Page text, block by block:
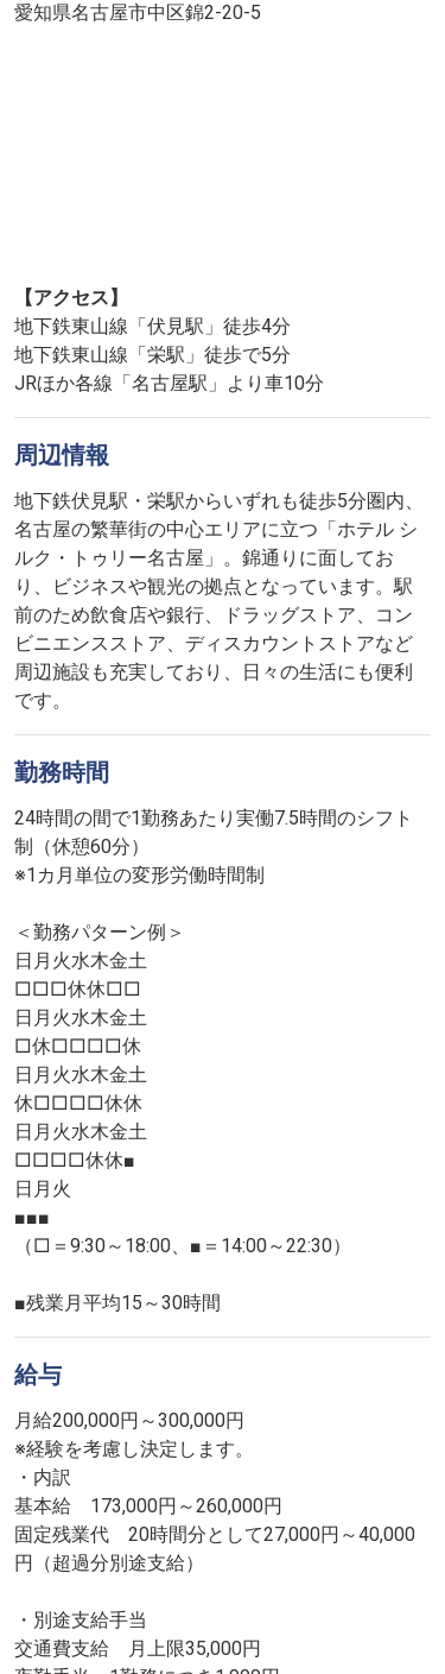
愛知県名古屋市中区錦2-20-5
【アクセス】
地下鉄東山線「伏見駅」徒歩4分
地下鉄東山線「栄駅」徒歩で5分
JRほか各線「名古屋駅」より車10分
周辺情報
地下鉄伏見駅・栄駅からいずれも徒歩5分圏内、
名古屋の繁華街の中心エリアに立つ「ホテル シ
ルク・トゥリー名古屋」。錦通りに面してお
り、ビジネスや観光の拠点となっています。駅
前のため飲食店や銀行、ドラッグストア、コン
ビニエンスストア、ディスカウントストアなど
周辺施設も充実しており、日々の生活にも便利
です。
勤務時間
24時間の間で1勤務あたり実働7.5時間のシフト
制（休憩60分）
※1カ月単位の変形労働時間制
＜勤務パターン例＞
日月火水木金土
□□□休休□□
日月火水木金土
□休□□□□休
日月火水木金土
休□□□□休休
日月火水木金土
□□□□休休■
日月火
■■■
（□＝9:30～18:00、■＝14:00～22:30）
■残業月平均15～30時間
給与
月給200,000円～300,000円
※経験を考慮し決定します。
・内訳
基本給 173,000円～260,000円
固定残業代 20時間分として27,000円～40,000
円（超過分別途支給）
・別途支給手当
交通費支給 月上限35,000円